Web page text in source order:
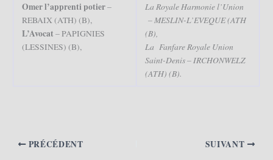
Omer l’apprenti potier–
REBAIX (ATH) (B),
L’Avocat– PAPIGNIES
(LESSINES) (B),
La Royale Harmonie l’Union
– MESLIN-L’EVEQUE (ATH
(B),
La Fanfare Royale Union
Saint-Denis – IRCHONWELZ
(ATH) (B).
PRÉCÉDENT SUIVANT